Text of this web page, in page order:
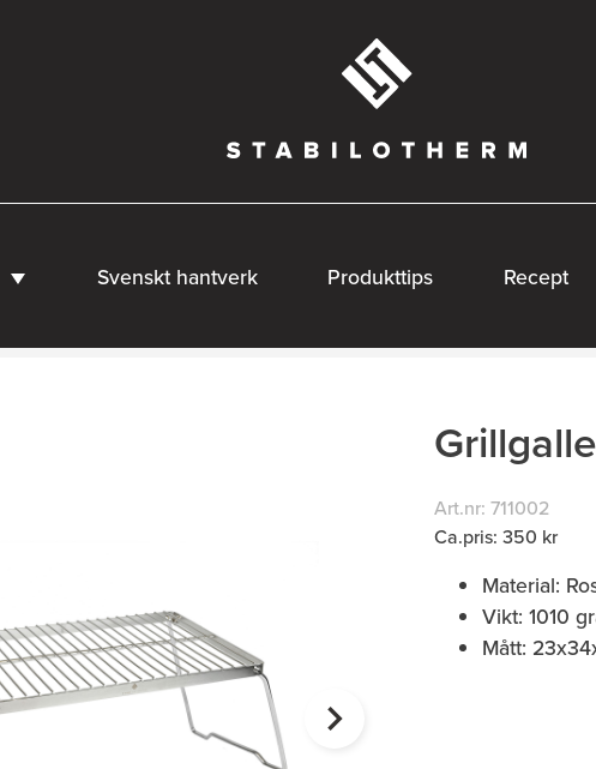
Svenskt hantverk Produkttips Recept
Art.nr: 711002
Ca.pris: 350 kr
Material:
Vikt: 1010
Mått: